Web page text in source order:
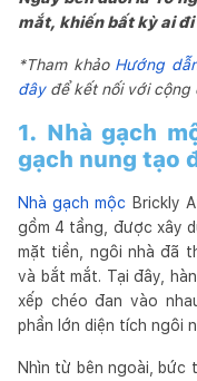
mắt, khiến bất kỳ ai đi
*Tham khảo Hướng
đâyđể kết nối với cộng
1. Nhà gạch
gạch nung tạo
Nhà gạch mộc Brickly
gồm 4 tầng, được xây
mặt tiền, ngôi nhà đã
và bắt mắt. Tại đây,
xếp chéo đan vào
phần lớn diện tích ngôi
Nhìn từ bên ngoài, bức